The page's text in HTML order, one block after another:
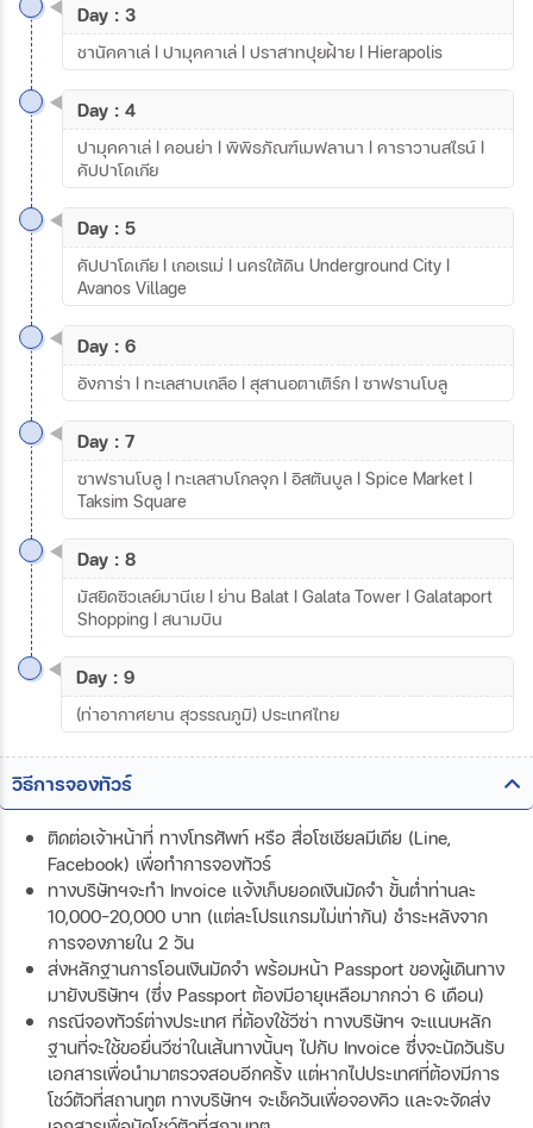
Day : 3
ชานัคคาเล่ I ปามุคคาเล่ I ปราสาทปุยฝ้าย I Hierapolis
Day : 4
ปามุคคาเล่ I คอนย่า I พิพิธภัณฑ์เมฟลานา I คาราวานสไรน์ I
คัปปาโดเกีย
Day : 5
คัปปาโดเกีย I เกอเรเม่ I นครใต้ดิน Underground City I
Avanos Village
Day : 6
อังการ่า I ทะเลสาบเกลือ I สุสานอตาเติร์ก I ซาฟรานโบลู
Day : 7
ซาฟรานโบลู I ทะเลสาบโกลจุก I อิสตันบูล I Spice Market I
Taksim Square
Day : 8
มัสยิดซิวเลย์มานีเย I ย่าน Balat I Galata Tower I Galataport
Shopping I สนามบิน
Day : 9
(ท่าอากาศยาน สุวรรณภูมิ) ประเทศไทย
วิธีการจองทัวร์
ติดต่อเจ้าหน้าที่ ทางโทรศัพท์ หรือ สื่อโซเชียลมีเดีย (Line,
Facebook) เพื่อทำการจองทัวร์
ทางบริษัทฯจะทำ Invoice แจ้งเก็บยอดเงินมัดจำ ขั้นต่ำท่านละ
10,000-20,000 บาท (แต่ละโปรแกรมไม่เท่ากัน) ชำระหลังจาก
การจองภายใน 2 วัน
ส่งหลักฐานการโอนเงินมัดจำ พร้อมหน้า Passport ของผู้เดินทาง
มายังบริษัทฯ (ซึ่ง Passport ต้องมีอายุเหลือมากกว่า 6 เดือน)
กรณีจองทัวร์ต่างประเทศ ที่ต้องใช้วีซ่า ทางบริษัทฯ จะแนบหลัก
ฐานที่จะใช้ขอยื่นวีซ่าในเส้นทางนั้นๆ ไปกับ Invoice ซึ่งจะนัดวันรับ
เอกสารเพื่อนำมาตรวจสอบอีกครั้ง แต่หากไปประเทศที่ต้องมีการ
โชว์ตัวที่สถานทูต ทางบริษัทฯ จะเช็ควันเพื่อจองคิว และจะจัดส่ง